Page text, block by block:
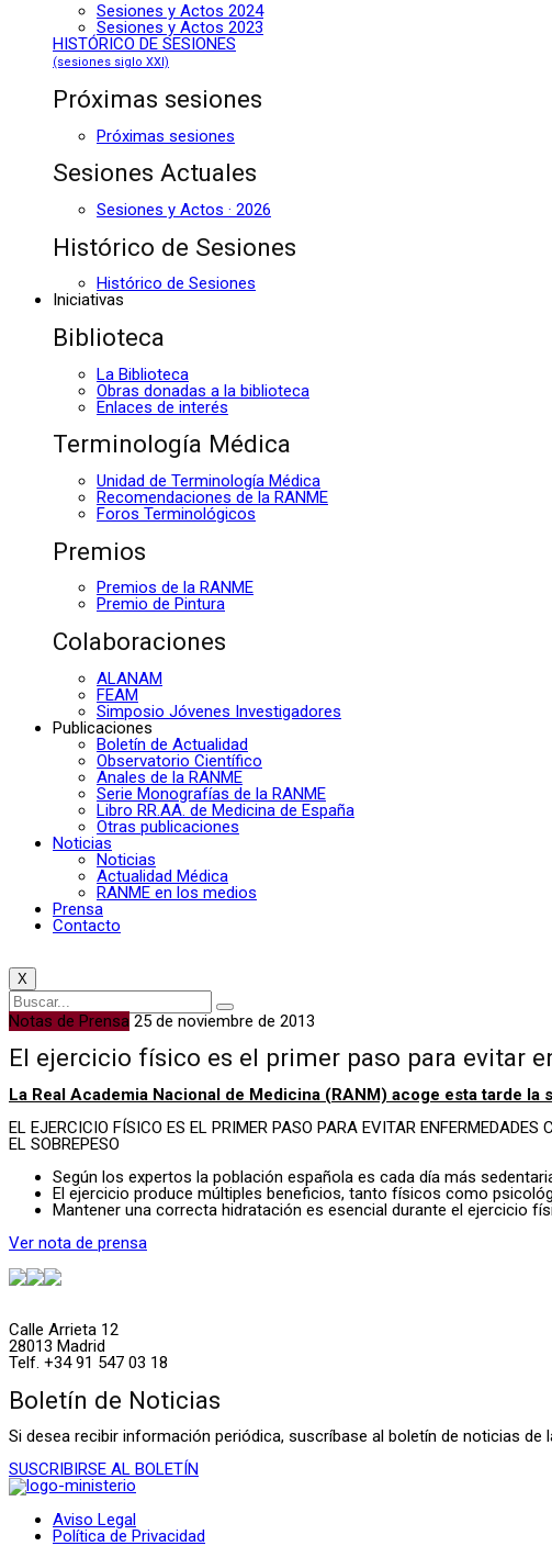
Sesiones y Actos 2024
Sesiones y Actos 2023
HISTÓRICO DE SESIONES
(sesiones siglo XXI)
Próximas sesiones
Próximas sesiones
Sesiones Actuales
Sesiones y Actos · 2026
Histórico de Sesiones
Histórico de Sesiones
Iniciativas
Biblioteca
La Biblioteca
Obras donadas a la biblioteca
Enlaces de interés
Terminología Médica
Unidad de Terminología Médica
Recomendaciones de la RANME
Foros Terminológicos
Premios
Premios de la RANME
Premio de Pintura
Colaboraciones
ALANAM
FEAM
Simposio Jóvenes Investigadores
Publicaciones
Boletín de Actualidad
Observatorio Científico
Anales de la RANME
Serie Monografías de la RANME
Libro RR.AA. de Medicina de España
Otras publicaciones
Noticias
Noticias
Actualidad Médica
RANME en los medios
Prensa
Contacto
X
Notas de Prensa 25 de noviembre de 2013
El ejercicio físico es el primer paso para evitar
La Real Academia Nacional de Medicina (RANM) acoge esta tarde
EL EJERCICIO FÍSICO ES EL PRIMER PASO PARA EVITAR ENFERMEDADES
EL SOBREPESO
Según los expertos la población española es cada día más
El ejercicio produce múltiples beneficios, tanto físicos como
Mantener una correcta hidratación es esencial durante el ejercicio
Ver nota de prensa
Calle Arrieta 12
28013 Madrid
Telf. +34 91 547 03 18
Boletín de Noticias
Si desea recibir información periódica, suscríbase al boletín de noticias de
SUSCRIBIRSE AL BOLETÍN
Aviso Legal
Política de Privacidad